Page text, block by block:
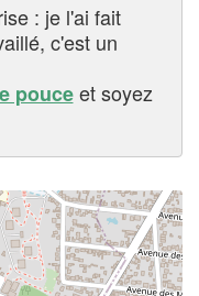
: je l'ai fait
c'est un
pouceet soyez